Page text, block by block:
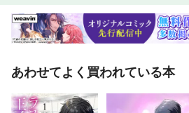
あわせてよく買われている本